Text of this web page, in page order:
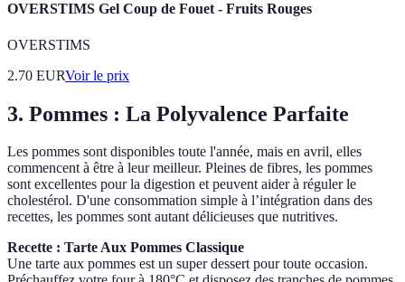
OVERSTIMS Gel Coup de Fouet - Fruits Rouges
OVERSTIMS
2.70 EURVoir le prix
3. Pommes : La Polyvalence Parfaite
Les pommes sont disponibles toute l'année, mais en avril, elles
commencent à être à leur meilleur. Pleines de fibres, les pommes
sont excellentes pour la digestion et peuvent aider à réguler le
cholestérol. D'une consommation simple à l’intégration dans des
recettes, les pommes sont autant délicieuses que nutritives.
Recette : Tarte Aux Pommes Classique
Une tarte aux pommes est un super dessert pour toute occasion.